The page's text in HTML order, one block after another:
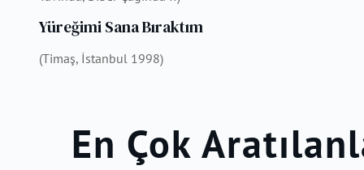
Yüreğimi Sana Bıraktım
(Timaş, İstanbul 1998)
En Çok